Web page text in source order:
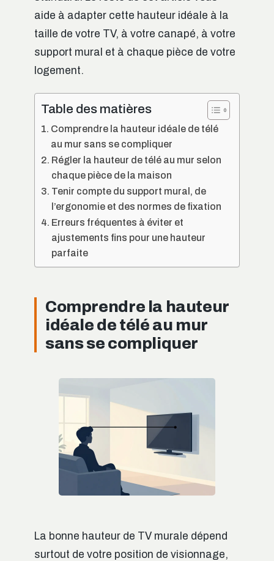
aide à adapter cette hauteur idéale à la
taille de votre TV, à votre canapé, à votre
support mural et à chaque pièce de votre
logement.
Table des matières
Comprendre la hauteur idéale de télé
au mur sans se compliquer
Régler la hauteur de télé au mur selon
chaque pièce de la maison
Tenir compte du support mural, de
l’ergonomie et des normes de fixation
Erreurs fréquentes à éviter et
ajustements fins pour une hauteur
parfaite
Comprendre la hauteur
idéale de télé au mur
sans se compliquer
La bonne hauteur de TV murale dépend
surtout de votre position de visionnage,